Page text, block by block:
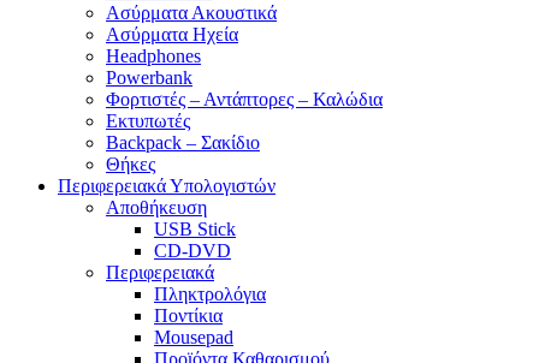
Ασύρματα Ακουστικά
Ασύρματα Ηχεία
Headphones
Powerbank
Φορτιστές – Αντάπτορες – Καλώδια
Εκτυπωτές
Backpack – Σακίδιο
Θήκες
Περιφερειακά Υπολογιστών
Αποθήκευση
USB Stick
CD-DVD
Περιφερειακά
Πληκτρολόγια
Ποντίκια
Mousepad
Προϊόντα Καθαρισμού